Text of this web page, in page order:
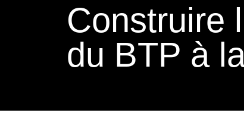
Construire
du BTP à